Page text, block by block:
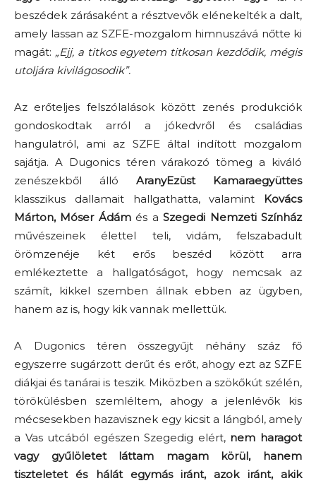
beszédek zárásaként a résztvevők elénekelték a dalt,
amely lassan az SZFE-mozgalom himnuszává nőtte ki
magát: „Ejj, a titkos egyetem titkosan kezdődik, mégis
utoljára kivilágosodik”.
Az erőteljes felszólalások között zenés produkciók
gondoskodtak arról a jókedvről és családias
hangulatról, ami az SZFE által indított mozgalom
sajátja. A Dugonics téren várakozó tömeg a kiváló
zenészekből álló AranyEzüst Kamaraegyüttes
klasszikus dallamait hallgathatta, valamint Kovács
Márton, Móser Ádámés aSzegedi Nemzeti Színház
művészeinek élettel teli, vidám, felszabadult
örömzenéje két erős beszéd között arra
emlékeztette a hallgatóságot, hogy nemcsak az
számít, kikkel szemben állnak ebben az ügyben,
hanem az is, hogy kik vannak mellettük.
A Dugonics téren összegyűjt néhány száz fő
egyszerre sugárzott derűt és erőt, ahogy ezt az SZFE
diákjai és tanárai is teszik. Miközben a szökőkút szélén,
törökülésben szemléltem, ahogy a jelenlévők kis
mécsesekben hazavisznek egy kicsit a lángból, amely
a Vas utcából egészen Szegedig elért, nem haragot
vagy gyűlöletet láttam magam körül, hanem
tiszteletet és hálát egymás iránt, azok iránt, akik